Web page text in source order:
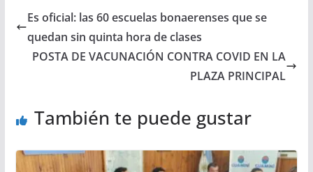
Es oficial: las 60 escuelas bonaerenses que se
quedan sin quinta hora de clases
POSTA DE VACUNACIÓN CONTRA COVID EN LA
PLAZA PRINCIPAL
También te puede gustar